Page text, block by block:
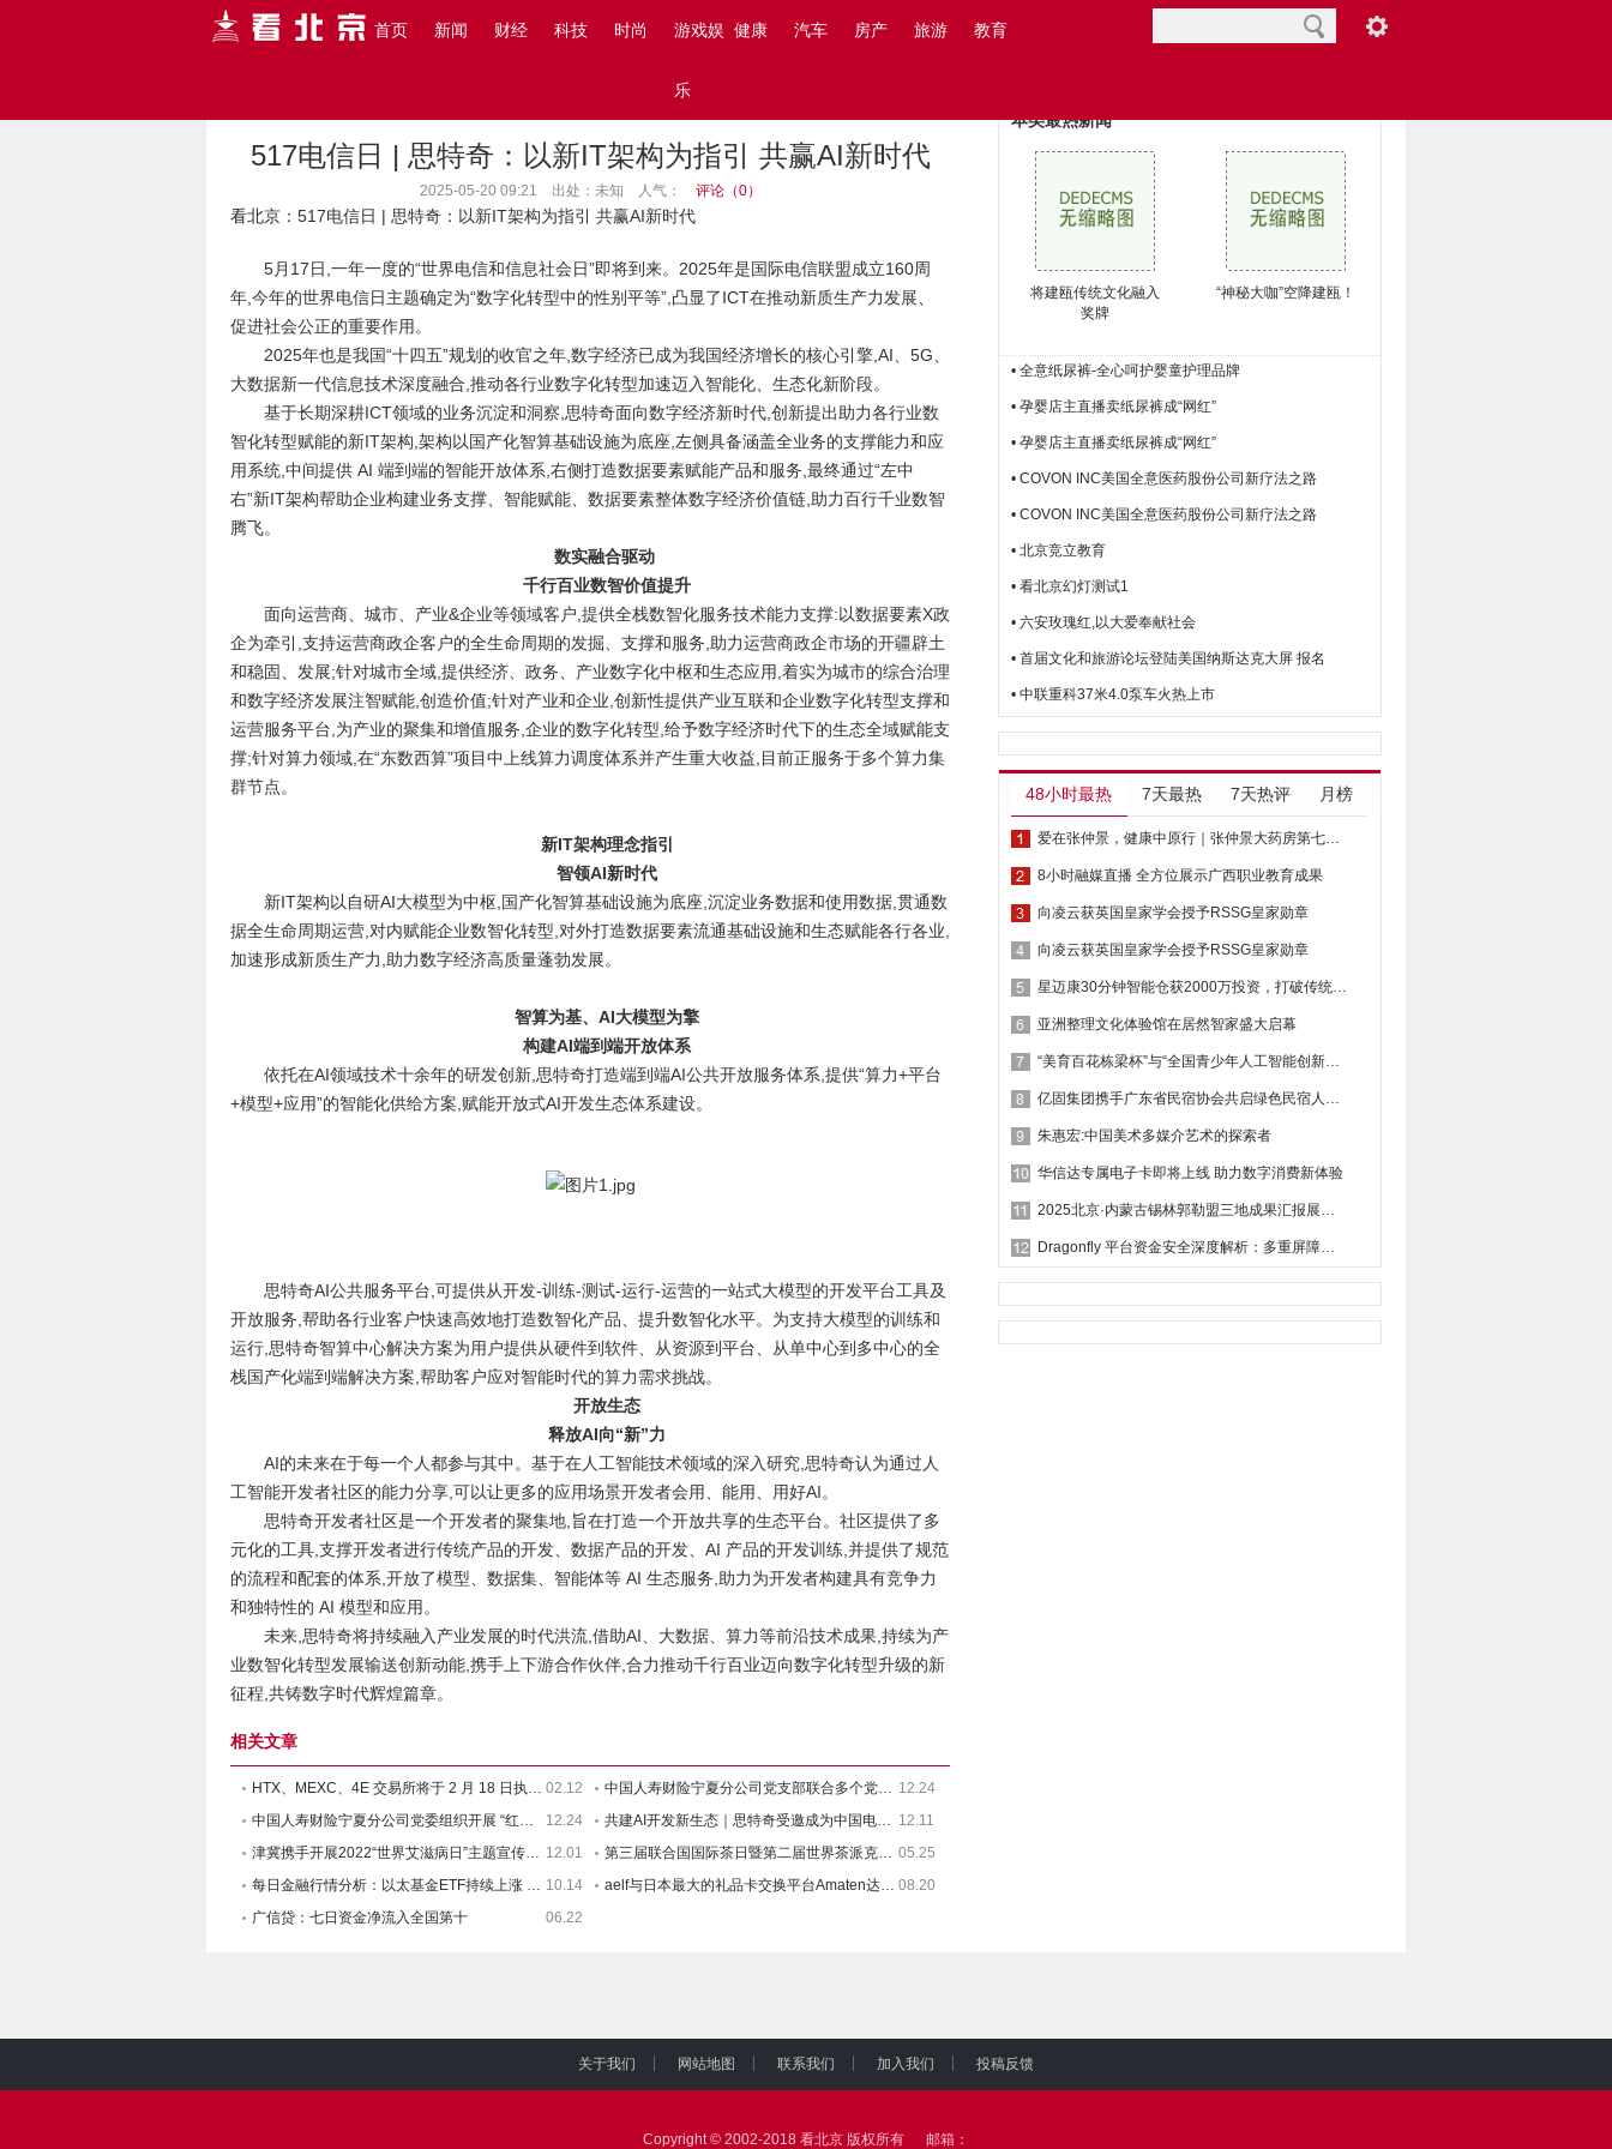
首页 新闻 财经 科技 时尚 游戏娱
乐
健康 汽车 房产 旅游 教育
搜索 阅读设置
517电信日 | 思特奇：以新IT架构为指引 共赢AI新时代
2025-05-20 09:21 出处：未知 人气： 评论（0）
看北京 ：517电信日 | 思特奇：以新IT架构为指引 共赢AI新时代
5月17日,一年一度的“世界电信和信息社会日”即将到来。2025年是国际电信联盟成立160周
年,今年的世界电信日主题确定为“数字化转型中的性别平等”,凸显了ICT在推动新质生产力发展、
促进社会公正的重要作用。
2025年也是我国“十四五”规划的收官之年,数字经济已成为我国经济增长的核心引擎,AI、5G、
大数据新一代信息技术深度融合,推动各行业数字化转型加速迈入智能化、生态化新阶段。
基于长期深耕ICT领域的业务沉淀和洞察,思特奇面向数字经济新时代,创新提出助力各行业数
智化转型赋能的新IT架构,架构以国产化智算基础设施为底座,左侧具备涵盖全业务的支撑能力和应
用系统,中间提供 AI 端到端的智能开放体系,右侧打造数据要素赋能产品和服务,最终通过“左中
右”新IT架构帮助企业构建业务支撑、智能赋能、数据要素整体数字经济价值链,助力百行千业数智
腾飞。
数实融合驱动
千行百业数智价值提升
面向运营商、城市、产业&企业等领域客户,提供全栈数智化服务技术能力支撑:以数据要素X政
企为牵引,支持运营商政企客户的全生命周期的发掘、支撑和服务,助力运营商政企市场的开疆辟土
和稳固、发展;针对城市全域,提供经济、政务、产业数字化中枢和生态应用,着实为城市的综合治理
和数字经济发展注智赋能,创造价值;针对产业和企业,创新性提供产业互联和企业数字化转型支撑和
运营服务平台,为产业的聚集和增值服务,企业的数字化转型,给予数字经济时代下的生态全域赋能支
撑;针对算力领域,在“东数西算”项目中上线算力调度体系并产生重大收益,目前正服务于多个算力集
群节点。
新IT架构理念指引
智领AI新时代
新IT架构以自研AI大模型为中枢,国产化智算基础设施为底座,沉淀业务数据和使用数据,贯通数
据全生命周期运营,对内赋能企业数智化转型,对外打造数据要素流通基础设施和生态赋能各行各业,
加速形成新质生产力,助力数字经济高质量蓬勃发展。
智算为基、AI大模型为擎
构建AI端到端开放体系
依托在AI领域技术十余年的研发创新,思特奇打造端到端AI公共开放服务体系,提供“算力+平台
+模型+应用”的智能化供给方案,赋能开放式AI开发生态体系建设。
思特奇AI公共服务平台,可提供从开发-训练-测试-运行-运营的一站式大模型的开发平台工具及
开放服务,帮助各行业客户快速高效地打造数智化产品、提升数智化水平。为支持大模型的训练和
运行,思特奇智算中心解决方案为用户提供从硬件到软件、从资源到平台、从单中心到多中心的全
栈国产化端到端解决方案,帮助客户应对智能时代的算力需求挑战。
开放生态
释放AI向“新”力
AI的未来在于每一个人都参与其中。基于在人工智能技术领域的深入研究,思特奇认为通过人
工智能开发者社区的能力分享,可以让更多的应用场景开发者会用、能用、用好AI。
思特奇开发者社区是一个开发者的聚集地,旨在打造一个开放共享的生态平台。社区提供了多
元化的工具,支撑开发者进行传统产品的开发、数据产品的开发、AI 产品的开发训练,并提供了规范
的流程和配套的体系,开放了模型、数据集、智能体等 AI 生态服务,助力为开发者构建具有竞争力
和独特性的 AI 模型和应用。
未来,思特奇将持续融入产业发展的时代洪流,借助AI、大数据、算力等前沿技术成果,持续为产
业数智化转型发展输送创新动能,携手上下游合作伙伴,合力推动千行百业迈向数字化转型升级的新
征程,共铸数字时代辉煌篇章。
相关文章
HTX、MEXC、4E 交易所将于 2 月 18 日执行 $NEW - $AB 交易代码更名 02.12 中国人寿财险宁夏分公司党支部联合多个党支部开展“党建引领 12.24
中国人寿财险宁夏分公司党委组织开展 “红色光影映初心 矢志
12.24 共建AI开发新生态｜思特奇受邀成为中国电信人工智能开发者产 12.11
津冀携手开展2022“世界艾滋病日”主题宣传活动 12.01 第三届联合国国际茶日暨第二届世界茶派克（APEC）峰会盛大召开 05.25
每日金融行情分析：以太基金ETF持续上涨 两周内净值飙升 10.14 aelf与日本最大的礼品卡交换平台Amaten达成战略合作 08.20
广信贷：七日资金净流入全国第十
06.22
本类最热新闻
将建瓯传统文化融入
奖牌
“神秘大咖”空降建瓯！
• 全意纸尿裤-全心呵护婴童护理品牌
• 孕婴店主直播卖纸尿裤成“网红”
• 孕婴店主直播卖纸尿裤成“网红”
• COVON INC美国全意医药股份公司新疗法之路
• COVON INC美国全意医药股份公司新疗法之路
• 北京竞立教育
• 看北京幻灯测试1
• 六安玫瑰红,以大爱奉献社会
• 首届文化和旅游论坛登陆美国纳斯达克大屏 报名
• 中联重科37米4.0泵车火热上市
48小时最热 7天最热 7天热评 月榜
爱在张仲景，健康中原行｜张仲景大药房第七届会员节举行
8小时融媒直播 全方位展示广西职业教育成果
向凌云获英国皇家学会授予RSSG皇家勋章
向凌云获英国皇家学会授予RSSG皇家勋章
星迈康30分钟智能仓获2000万投资，打破传统便捷到家！
亚洲整理文化体验馆在居然智家盛大启幕
“美育百花栋梁杯”与“全国青少年人工智能创新挑战赛”落户惠州
亿固集团携手广东省民宿协会共启绿色民宿人居新范式
朱惠宏:中国美术多媒介艺术的探索者
华信达专属电子卡即将上线 助力数字消费新体验
2025北京·内蒙古锡林郭勒盟三地成果汇报展系列活动启动
Dragonfly 平台资金安全深度解析：多重屏障守护您的数字财富
关于我们
网站地图
联系我们
加入我们
投稿反馈
Copyright © 2002-2018 看北京 版权所有 邮箱：